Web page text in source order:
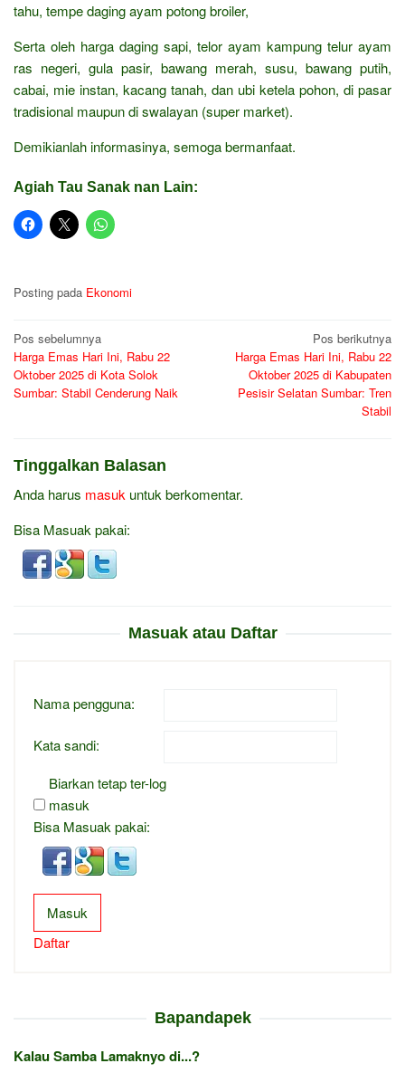
tahu, tempe daging ayam potong broiler,
Serta oleh harga daging sapi, telor ayam kampung telur ayam
ras negeri, gula pasir, bawang merah, susu, bawang putih,
cabai, mie instan, kacang tanah, dan ubi ketela pohon, di pasar
tradisional maupun di swalayan (super market).
Demikianlah informasinya, semoga bermanfaat.
Agiah Tau Sanak nan Lain:
Posting pada Ekonomi
Navigasi
pos
Pos sebelumnya
Harga Emas Hari Ini, Rabu 22
Oktober 2025 di Kota Solok
Sumbar: Stabil Cenderung Naik
Pos berikutnya
Harga Emas Hari Ini, Rabu 22
Oktober 2025 di Kabupaten
Pesisir Selatan Sumbar: Tren
Stabil
Tinggalkan Balasan
Anda harus masuk untuk berkomentar.
Bisa Masuak pakai:
Masuak atau Daftar
Nama pengguna:
Kata sandi:
Biarkan tetap ter-log
masuk
Bisa Masuak pakai:
Masuk
Daftar
Bapandapek
Kalau Samba Lamaknyo di...?